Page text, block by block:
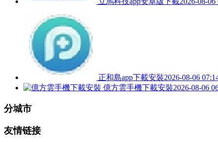
正和島app下載安裝2026-08-06
億方雲手機下載安裝2026-08-06
分城市
友情链接